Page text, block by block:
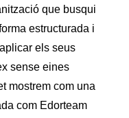
que busqui
estructurada i
els seus
sense eines
mostrem com una
com Edorteam